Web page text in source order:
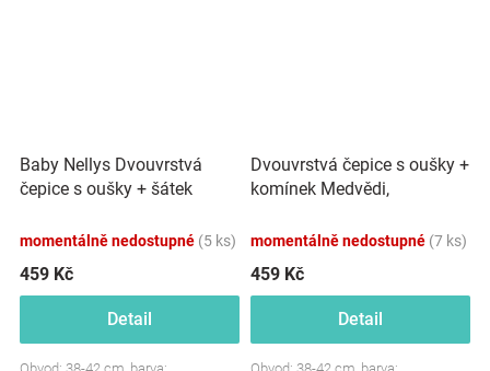
Baby Nellys Dvouvrstvá
čepice s oušky + šátek
momentálně nedostupné (5 ks)
459 Kč
Detail
Obvod: 38-42 cm, barva:
Dvouvrstvá čepice s oušky +
komínek Medvědi,
momentálně nedostupné (7 ks)
459 Kč
Detail
Obvod: 38-42 cm, barva: